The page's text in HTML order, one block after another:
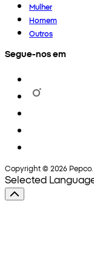
Mulher
Homem
Outros
Segue-nos em
Copyright © 2026 Pepco.
Selected